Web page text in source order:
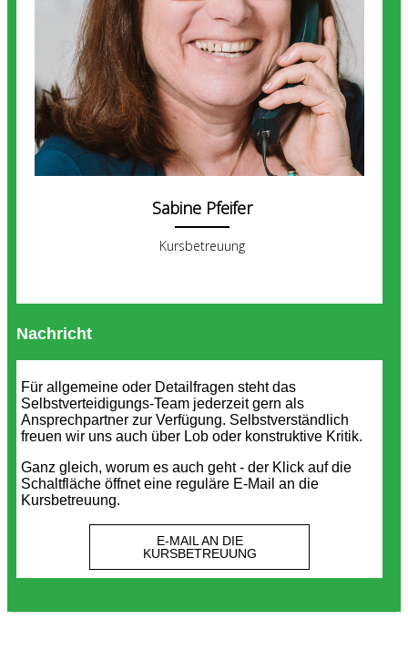
Sabine Pfeifer
Kursbetreuung
Nachricht
Für allgemeine oder Detailfragen steht das
Selbstverteidigungs-Team jederzeit gern als
Ansprechpartner zur Verfügung. Selbstverständlich
freuen wir uns auch über Lob oder konstruktive Kritik.
Ganz gleich, worum es auch geht - der Klick auf die
Schaltfläche öffnet eine reguläre E-Mail an die
Kursbetreuung.
E-MAIL AN DIE
KURSBETREUUNG